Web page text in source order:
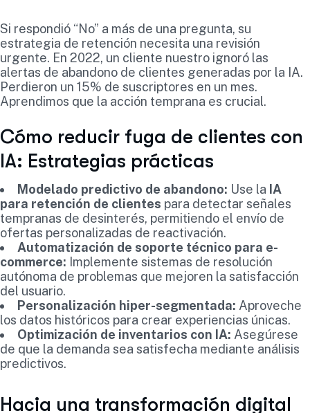
Si respondió “No” a más de una pregunta, su
estrategia de retención necesita una revisión
urgente. En 2022, un cliente nuestro ignoró las
alertas de abandono de clientes generadas por la IA.
Perdieron un 15% de suscriptores en un mes.
Aprendimos que la acción temprana es crucial.
Cómo reducir fuga de clientes con
IA: Estrategias prácticas
Modelado predictivo de abandono: Use la IA
para retención de clientes para detectar señales
tempranas de desinterés, permitiendo el envío de
ofertas personalizadas de reactivación.
Automatización de soporte técnico para e-
commerce: Implemente sistemas de resolución
autónoma de problemas que mejoren la satisfacción
del usuario.
Personalización hiper-segmentada: Aproveche
los datos históricos para crear experiencias únicas.
Optimización de inventarios con IA: Asegúrese
de que la demanda sea satisfecha mediante análisis
predictivos.
Hacia una transformación digital